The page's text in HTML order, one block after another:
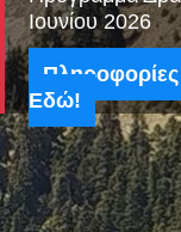
Ιουνίου 2026
Εδώ!